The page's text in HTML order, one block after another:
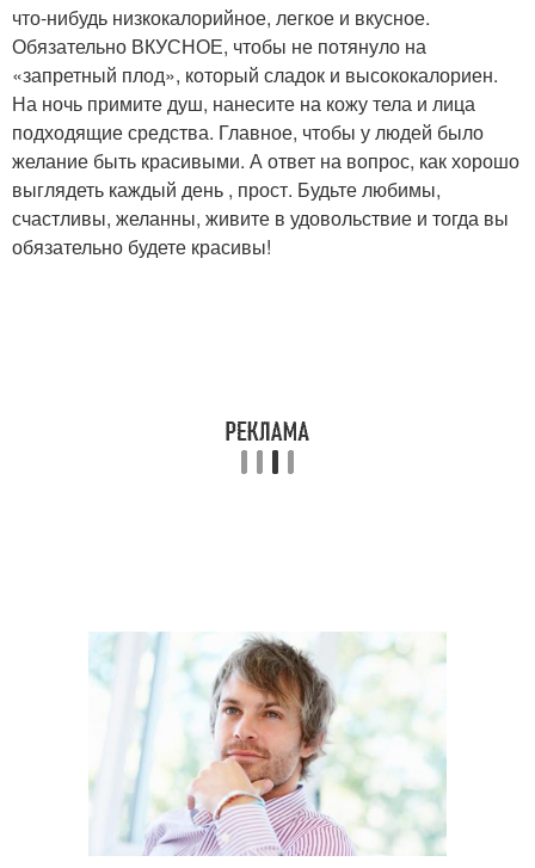
что-нибудь низкокалорийное, легкое и вкусное.
Обязательно ВКУСНОЕ, чтобы не потянуло на
«запретный плод», который сладок и высококалориен.
На ночь примите душ, нанесите на кожу тела и лица
подходящие средства. Главное, чтобы у людей было
желание быть красивыми. А ответ на вопрос, как хорошо
выглядеть каждый день , прост. Будьте любимы,
счастливы, желанны, живите в удовольствие и тогда вы
обязательно будете красивы!